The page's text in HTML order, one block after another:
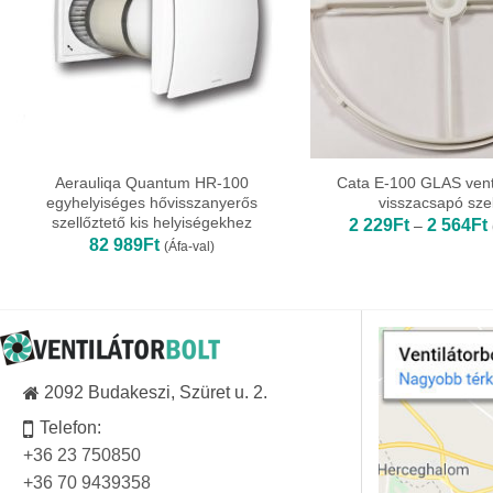
Aerauliqa Quantum HR-100
egyhelyiséges hővisszanyerős
szellőztető kis helyiségekhez
82 989Ft (Áfa-val)
Cata E-100 GLAS
visszacsapó
2 229Ft – 2 564Ft
2092 Budakeszi, Szüret u. 2.
Telefon:
+36 23 750850
+36 70 9439358